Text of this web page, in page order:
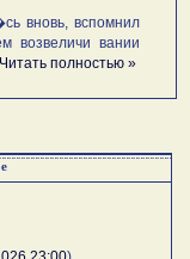
вспомнил
возвеличи вании
Читать полностью »